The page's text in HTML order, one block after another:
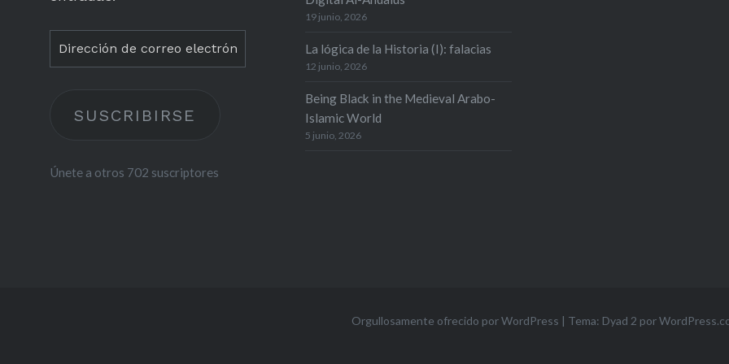
19 junio, 2026
La lógica de la Historia (I): falacias
12 junio, 2026
Being Black in the Medieval Arabo-
Islamic World
5 junio, 2026
Dirección
de
electrónico
SUSCRIBIRSE
Únete a otros 702 suscriptores
Orgullosamente ofrecido por WordPress | Tema: Dyad 2 por